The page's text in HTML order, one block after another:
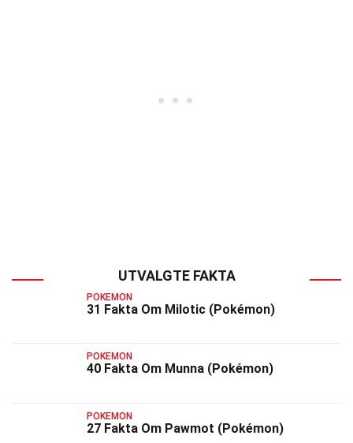
UTVALGTE FAKTA
POKEMON
31 Fakta Om Milotic (Pokémon)
POKEMON
40 Fakta Om Munna (Pokémon)
POKEMON
27 Fakta Om Pawmot (Pokémon)